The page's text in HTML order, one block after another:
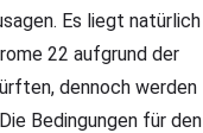
Es liegt natürlich
22 aufgrund der
dennoch werden
Bedingungen für den